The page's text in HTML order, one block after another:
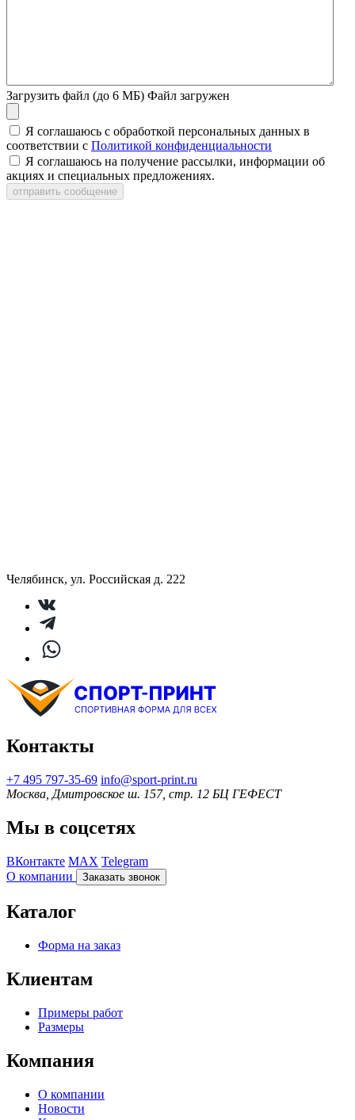
Загрузить файл (до 6 МБ) Файл загружен
Я соглашаюсь с обработкой персональных данных в
соответствии с Политикой конфиденциальности
Я соглашаюсь на получение рассылки, информации об
акциях и специальных предложениях.
отправить сообщение
Челябинск, ул. Российская д. 222
Контакты
+7 495 797‑35-69 info@sport-print.ru
Москва, Дмитровское ш. 157, стр. 12 БЦ ГЕФЕСТ
Мы в соцсетях
ВКонтакте MAX Telegram
О компании
Заказать звонок
Каталог
Форма на заказ
Клиентам
Примеры работ
Размеры
Компания
О компании
Новости